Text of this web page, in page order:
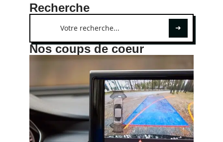
Recherche
Nos coups de coeur